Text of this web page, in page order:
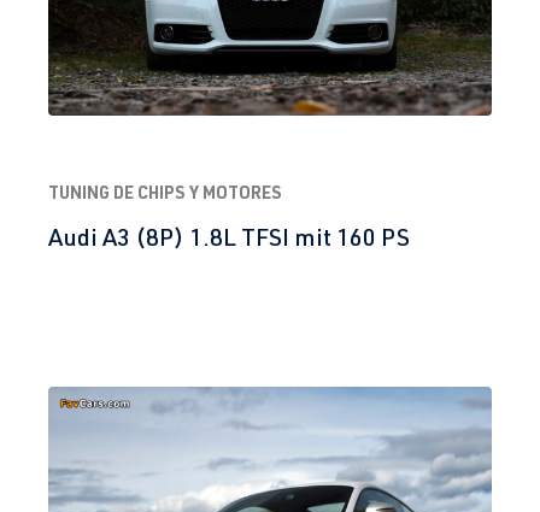
TUNING DE CHIPS Y MOTORES
Audi A3 (8P) 1.8L TFSI mit 160 PS